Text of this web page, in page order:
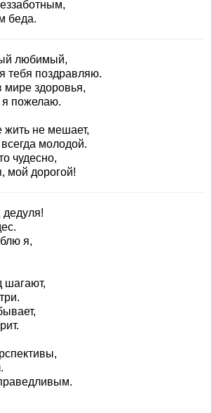
беда.
любимый,
тебя поздравляю.
мире здоровья,
я пожелаю.
жить не мешает,
молодой.
чудесно,
мой дорогой!
я,
шагают,